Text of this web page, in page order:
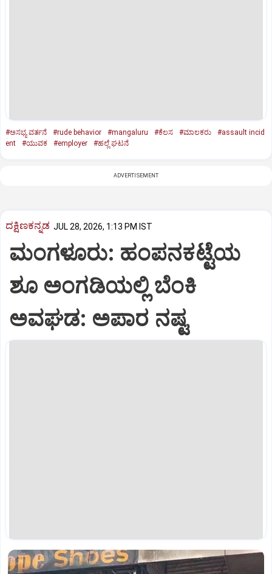
#ಅಸಭ್ಯ ವರ್ತನೆ #rude behavior #mangaluru #ಕೆಲಸ #ಮಾಲಕರು
#assault incid
ent
#ಯುವಕ #employer #ಹಲ್ಲೆ ಘಟನೆ
ADVERTISEMENT
ದಕ್ಷಿಣಕನ್ನಡ JUL 28, 2026, 1:13 PM IST
ಮಂಗಳೂರು: ಹಂಪನಕಟ್ಟೆಯ
ಶೂ ಅಂಗಡಿಯಲ್ಲಿ ಬೆಂಕಿ
ಅವಘಡ: ಅಪಾರ ನಷ್ಟ